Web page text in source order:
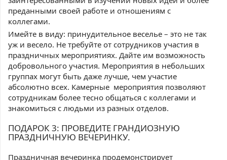
преданными своей работе и отношениям с
коллегами.
Имейте в виду: принудительное веселье – это не так
уж и весело. Не требуйте от сотрудников участия в
праздничных мероприятиях. Дайте им возможность
добровольного участия. Мероприятия в небольших
группах могут быть даже лучше, чем участие
абсолютно всех. Камерные мероприятия позволяют
сотрудникам более тесно общаться с коллегами и
знакомиться с людьми из разных отделов.
ПОДАРОК 3: ПРОВЕДИТЕ ГРАНДИОЗНУЮ
ПРАЗДНИЧНУЮ ВЕЧЕРИНКУ.
Праздничная вечеринка продемонстрирует